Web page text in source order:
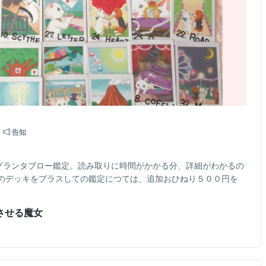
告知
ンタブロー鑑定。読み取りに時間がかかる分、詳細がわかるの
ッキをプラスしての鑑定につては、追加おひねり５００円を
せる魔女